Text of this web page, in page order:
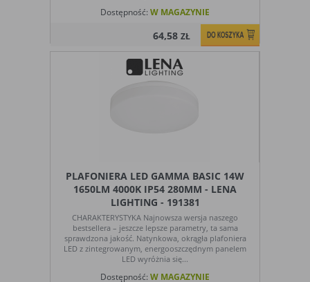
Dostępność: W MAGAZYNIE
64,58ZŁ
PLAFONIERA LED GAMMA BASIC 14W
1650LM 4000K IP54 280MM - LENA
LIGHTING - 191381
CHARAKTERYSTYKA Najnowsza wersja naszego
bestsellera – jeszcze lepsze parametry, ta sama
sprawdzona jakość. Natynkowa, okrągła plafoniera
LED z zintegrowanym, energooszczędnym panelem
LED wyróżnia się...
Dostępność: W MAGAZYNIE